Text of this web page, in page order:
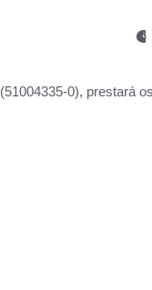
(51004335-0), prestará